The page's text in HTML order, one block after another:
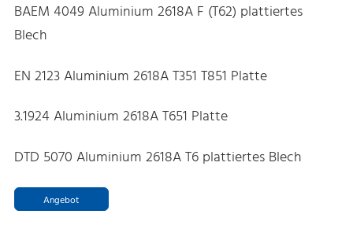
BAEM 4049 Aluminium 2618A F (T62) plattiertes
Blech
EN 2123 Aluminium 2618A T351 T851 Platte
3.1924 Aluminium 2618A T651 Platte
DTD 5070 Aluminium 2618A T6 plattiertes Blech
Angebot